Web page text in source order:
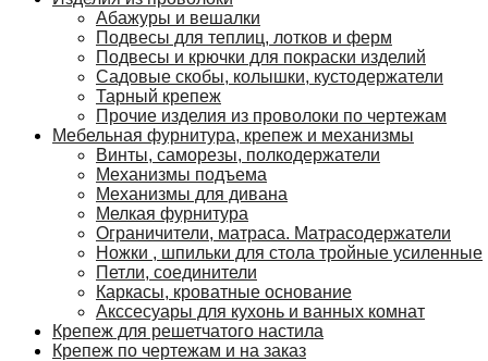
Абажуры и вешалки
Подвесы для теплиц, лотков и ферм
Подвесы и крючки для покраски изделий
Садовые скобы, колышки, кустодержатели
Тарный крепеж
Прочие изделия из проволоки по чертежам
Мебельная фурнитура, крепеж и механизмы
Винты, саморезы, полкодержатели
Механизмы подъема
Механизмы для дивана
Мелкая фурнитура
Ограничители, матраса. Матрасодержатели
Ножки , шпильки для стола тройные усиленные
Петли, соединители
Каркасы, кроватные основание
Акссесуары для кухонь и ванных комнат
Крепеж для решетчатого настила
Крепеж по чертежам и на заказ